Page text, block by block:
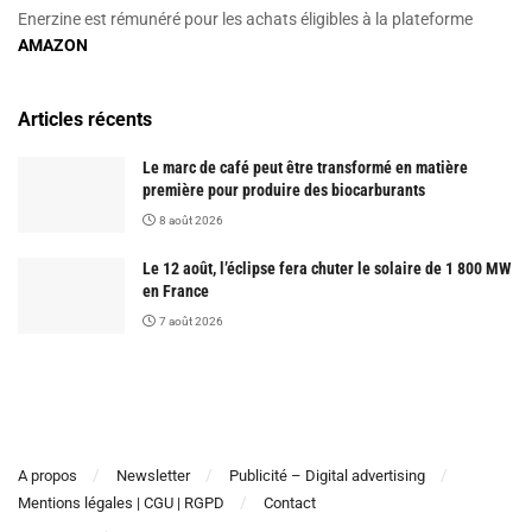
Enerzine est rémunéré pour les achats éligibles à la plateforme
AMAZON
Articles récents
Le marc de café peut être transformé en matière
première pour produire des biocarburants
8 août 2026
Le 12 août, l’éclipse fera chuter le solaire de 1 800 MW
en France
7 août 2026
A propos Newsletter
Publicité – Digital advertising
Mentions légales | CGU | RGPD
Contact